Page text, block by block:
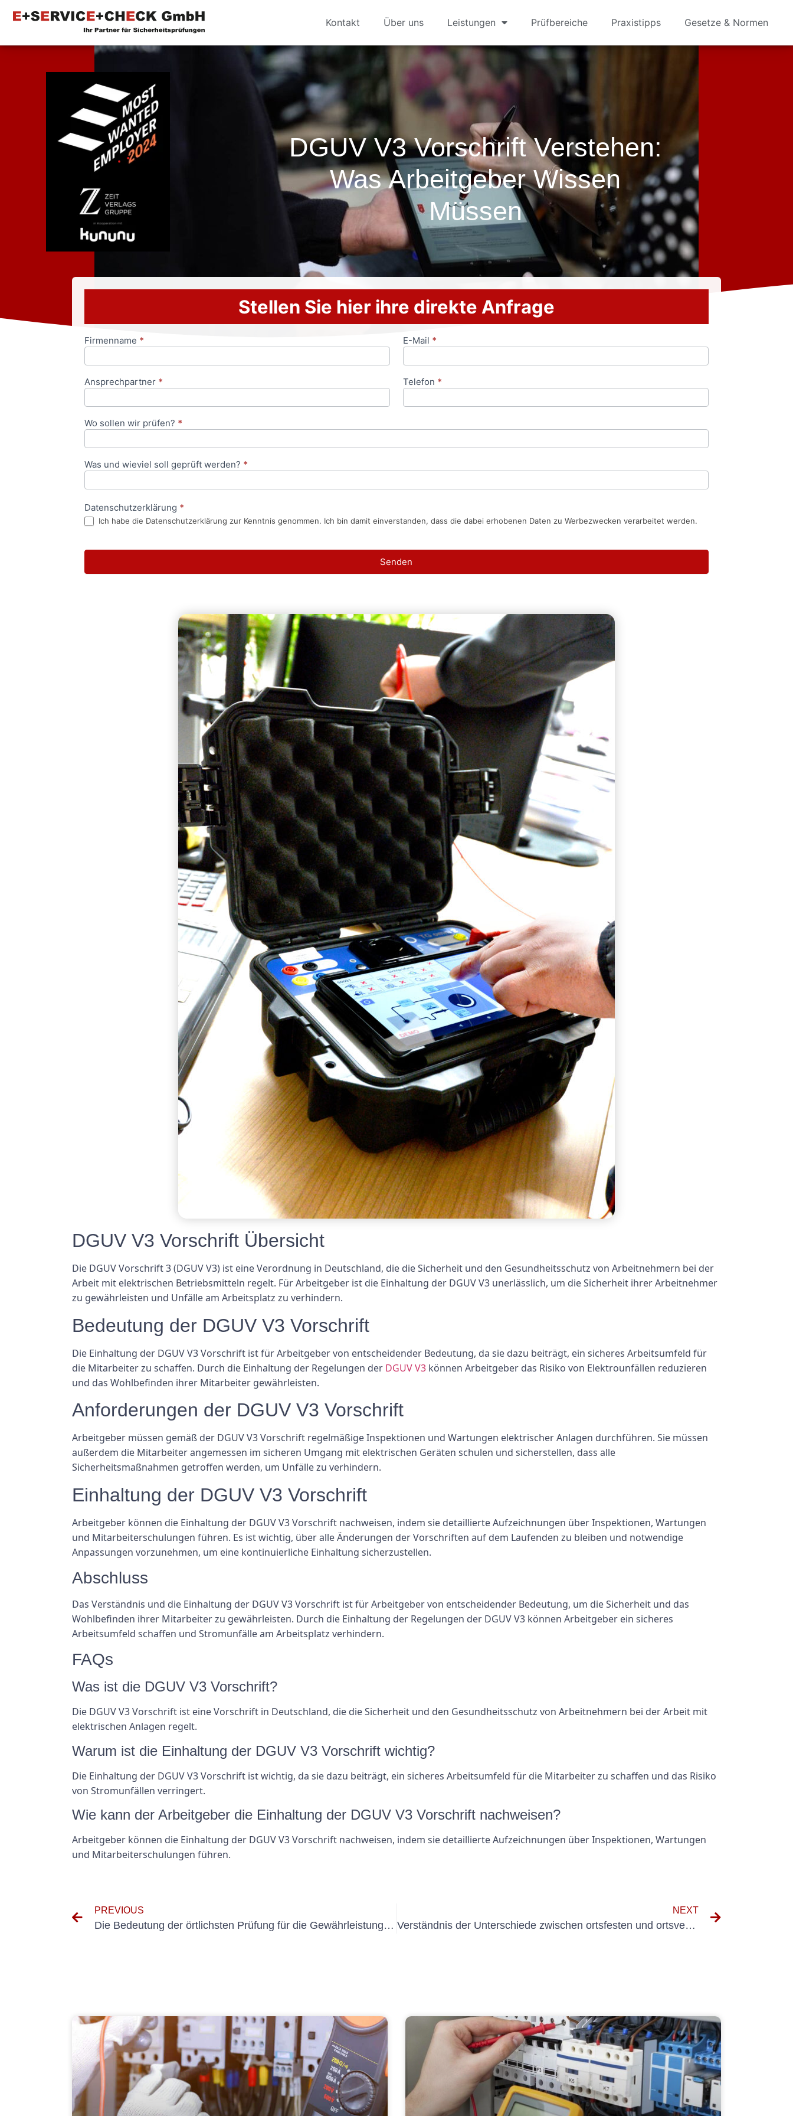
Kontakt Über uns Leistungen Prüfbereiche Praxistipps Gesetze & Normen
DGUV V3 Vorschrift Verstehen:
Was Arbeitgeber Wissen
Müssen
Stellen Sie hier ihre direkte Anfrage
Anfrageformular
Firmenname * E-Mail *
Ansprechpartner * Telefon *
Wo sollen wir prüfen? *
Was und wieviel soll geprüft werden? *
Datenschutzerklärung *
Ich habe die Datenschutzerklärung zur Kenntnis genommen. Ich bin damit einverstanden, dass die dabei erhobenen Daten zu Werbezwecken verarbeitet werden.
Senden
DGUV V3 Vorschrift Übersicht
Die DGUV Vorschrift 3 (DGUV V3) ist eine Verordnung in Deutschland, die die Sicherheit und den Gesundheitsschutz von Arbeitnehmern bei der
Arbeit mit elektrischen Betriebsmitteln regelt. Für Arbeitgeber ist die Einhaltung der DGUV V3 unerlässlich, um die Sicherheit ihrer Arbeitnehmer
zu gewährleisten und Unfälle am Arbeitsplatz zu verhindern.
Bedeutung der DGUV V3 Vorschrift
Die Einhaltung der DGUV V3 Vorschrift ist für Arbeitgeber von entscheidender Bedeutung, da sie dazu beiträgt, ein sicheres Arbeitsumfeld für
die Mitarbeiter zu schaffen. Durch die Einhaltung der Regelungen der DGUV V3 können Arbeitgeber das Risiko von Elektrounfällen reduzieren
und das Wohlbefinden ihrer Mitarbeiter gewährleisten.
Anforderungen der DGUV V3 Vorschrift
Arbeitgeber müssen gemäß der DGUV V3 Vorschrift regelmäßige Inspektionen und Wartungen elektrischer Anlagen durchführen. Sie müssen
außerdem die Mitarbeiter angemessen im sicheren Umgang mit elektrischen Geräten schulen und sicherstellen, dass alle
Sicherheitsmaßnahmen getroffen werden, um Unfälle zu verhindern.
Einhaltung der DGUV V3 Vorschrift
Arbeitgeber können die Einhaltung der DGUV V3 Vorschrift nachweisen, indem sie detaillierte Aufzeichnungen über Inspektionen, Wartungen
und Mitarbeiterschulungen führen. Es ist wichtig, über alle Änderungen der Vorschriften auf dem Laufenden zu bleiben und notwendige
Anpassungen vorzunehmen, um eine kontinuierliche Einhaltung sicherzustellen.
Abschluss
Das Verständnis und die Einhaltung der DGUV V3 Vorschrift ist für Arbeitgeber von entscheidender Bedeutung, um die Sicherheit und das
Wohlbefinden ihrer Mitarbeiter zu gewährleisten. Durch die Einhaltung der Regelungen der DGUV V3 können Arbeitgeber ein sicheres
Arbeitsumfeld schaffen und Stromunfälle am Arbeitsplatz verhindern.
FAQs
Was ist die DGUV V3 Vorschrift?
Die DGUV V3 Vorschrift ist eine Vorschrift in Deutschland, die die Sicherheit und den Gesundheitsschutz von Arbeitnehmern bei der Arbeit mit
elektrischen Anlagen regelt.
Warum ist die Einhaltung der DGUV V3 Vorschrift wichtig?
Die Einhaltung der DGUV V3 Vorschrift ist wichtig, da sie dazu beiträgt, ein sicheres Arbeitsumfeld für die Mitarbeiter zu schaffen und das Risiko
von Stromunfällen verringert.
Wie kann der Arbeitgeber die Einhaltung der DGUV V3 Vorschrift nachweisen?
Arbeitgeber können die Einhaltung der DGUV V3 Vorschrift nachweisen, indem sie detaillierte Aufzeichnungen über Inspektionen, Wartungen
und Mitarbeiterschulungen führen.
PREVIOUS
Die Bedeutung der örtlichsten Prüfung für die Gewährleistung von Sicherheit und Compliance
NEXT
Verständnis der Unterschiede zwischen ortsfesten und ortsveränderlichen elektrischen Betriebsmitteln